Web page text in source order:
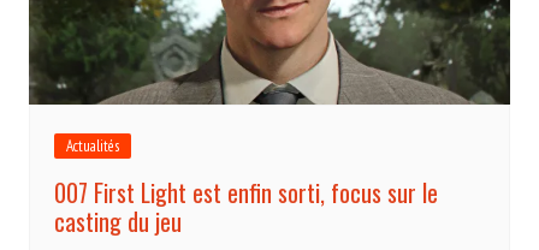
Actualités
007 First Light est enfin sorti, focus sur le
casting du jeu